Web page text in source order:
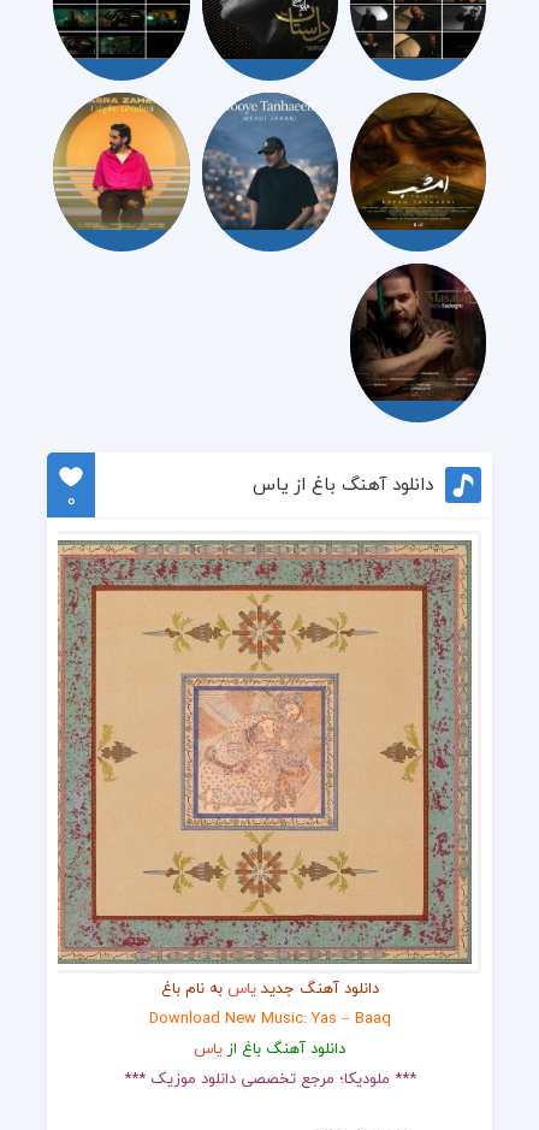
دانلود آهنگ باغ از یاس
0
دانلود آهنگ جدیدیاس به نام باغ
Download New Music: Yas – Baaq
دانلود آهنگ باغ از یاس
*** ملودیکا؛ مرجع تخصصی دانلود موزیک ***